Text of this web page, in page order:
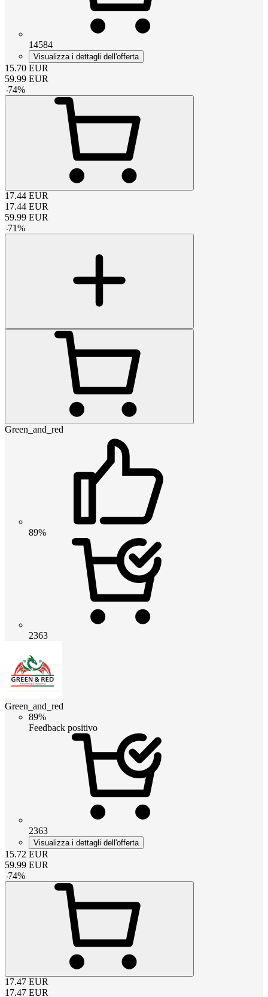
14584
Visualizza i dettagli dell'offerta
15.70 EUR
59.99 EUR
-74%
17.44 EUR
17.44 EUR
59.99 EUR
-71%
Green_and_red
89%
2363
Green_and_red
89%
Feedback positivo
2363
Visualizza i dettagli dell'offerta
15.72 EUR
59.99 EUR
-74%
17.47 EUR
17.47 EUR